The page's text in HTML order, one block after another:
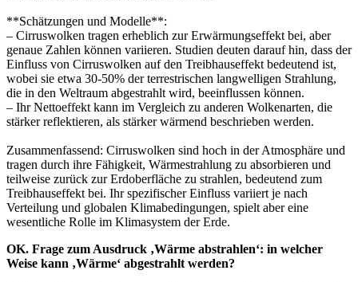
**Schätzungen und Modelle**:
– Cirruswolken tragen erheblich zur Erwärmungseffekt bei, aber
genaue Zahlen können variieren. Studien deuten darauf hin, dass der
Einfluss von Cirruswolken auf den Treibhauseffekt bedeutend ist,
wobei sie etwa 30-50% der terrestrischen langwelligen Strahlung,
die in den Weltraum abgestrahlt wird, beeinflussen können.
– Ihr Nettoeffekt kann im Vergleich zu anderen Wolkenarten, die
stärker reflektieren, als stärker wärmend beschrieben werden.
Zusammenfassend: Cirruswolken sind hoch in der Atmosphäre und
tragen durch ihre Fähigkeit, Wärmestrahlung zu absorbieren und
teilweise zurück zur Erdoberfläche zu strahlen, bedeutend zum
Treibhauseffekt bei. Ihr spezifischer Einfluss variiert je nach
Verteilung und globalen Klimabedingungen, spielt aber eine
wesentliche Rolle im Klimasystem der Erde.
OK. Frage zum Ausdruck ‚Wärme abstrahlen‘: in welcher
Weise kann ‚Wärme‘ abgestrahlt werden?